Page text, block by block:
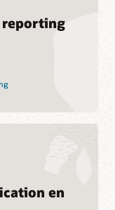
reporting
en